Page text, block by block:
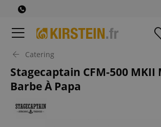
Catering
Stagecaptain CFM-500 MKII
Barbe À Papa